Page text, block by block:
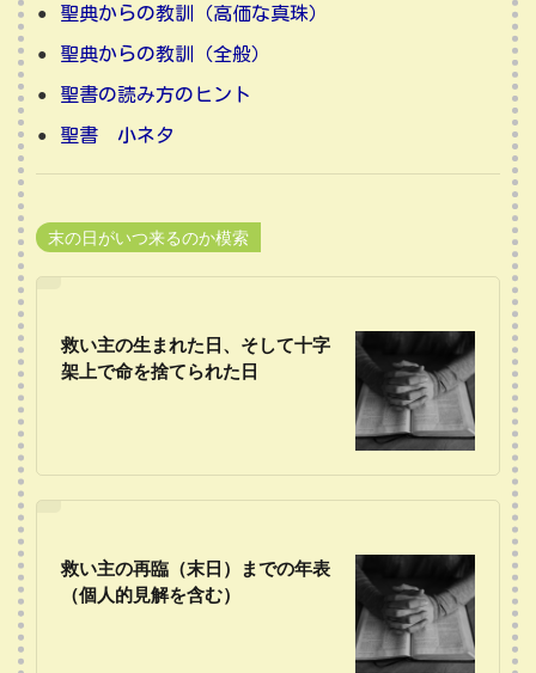
聖典からの教訓（高価な真珠）
聖典からの教訓（全般）
聖書の読み方のヒント
聖書 小ネタ
末の日がいつ来るのか模索
救い主の生まれた日、そして十字
架上で命を捨てられた日
救い主の再臨（末日）までの年表
（個人的見解を含む）